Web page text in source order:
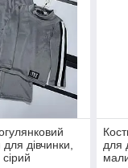
дівчинки,
для